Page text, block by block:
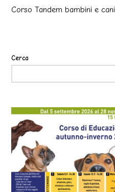
Corso Tandem bambini e cani
Cerca